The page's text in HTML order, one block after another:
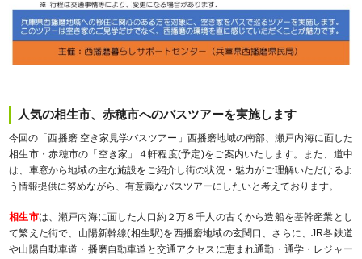
人気の相生市、赤穂市へのバスツアーを実施します
今回の「西播磨 空き家見学バスツアー」西播磨地域の南部、瀬戸内海に面した
相生市・赤穂市の「空き家」４軒程度(予定)をご案内いたします。また、道中
は、車窓から地域の主な施設をご紹介し街の状況・魅力がご理解いただけるよ
う情報提供に努めながら、有意義なバスツアーにしたいと考えております。
相生市は、瀬戸内海に面した人口約２万８千人の古くから造船を基幹産業とし
て繁えた街で、山陽新幹線(相生駅)を西播磨地域の玄関口、さらに、JR各鉄道
や山陽自動車道・播磨自動車道と交通アクセスに恵まれ通勤・通学・レジャー